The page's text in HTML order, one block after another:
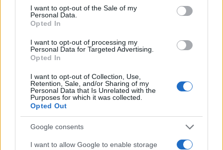
consent section.
I want to opt-out of the Sale of my
Personal Data.
Opted In
I want to opt-out of processing my
Personal Data for Targeted Advertising.
Opted In
I want to opt-out of Collection, Use,
Retention, Sale, and/or Sharing of my
Personal Data that Is Unrelated with the
Purposes for which it was collected.
Opted Out
Google consents
I want to allow Google to enable storage
Governo e opposizione in contrasto: le accuse di Conte sulle
mascherine contraffatte